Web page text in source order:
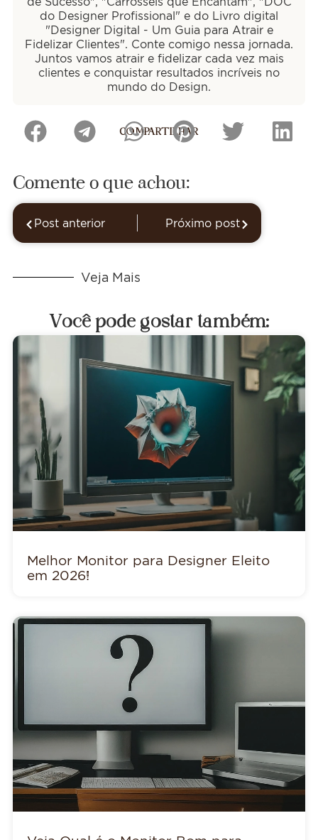
do Designer Profissional" e do Livro digital
"Designer Digital - Um Guia para Atrair e
Fidelizar Clientes". Conte comigo nessa jornada.
Juntos vamos atrair e fidelizar cada vez mais
clientes e conquistar resultados incríveis no
mundo do Design.
COMPARTILHAR
Comente o que achou:
Post anterior Próximo post
Veja Mais
Você pode gostar também:
Melhor Monitor para Designer Eleito
em 2026!